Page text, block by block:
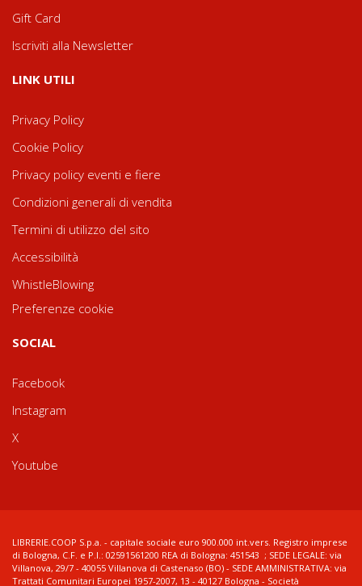
Gift Card
Iscriviti alla Newsletter
LINK UTILI
Privacy Policy
Cookie Policy
Privacy policy eventi e fiere
Condizioni generali di vendita
Termini di utilizzo del sito
Accessibilità
WhistleBlowing
Preferenze cookie
SOCIAL
Facebook
Instagram
X
Youtube
LIBRERIE.COOP S.p.a. - capitale sociale euro 900.000 int.vers. Registro imprese
di Bologna, C.F. e P.I.: 02591561200 REA di Bologna: 451543 ; SEDE LEGALE: via
Villanova, 29/7 - 40055 Villanova di Castenaso (BO) - SEDE AMMINISTRATIVA: via
Trattati Comunitari Europei 1957-2007, 13 - 40127 Bologna - Società